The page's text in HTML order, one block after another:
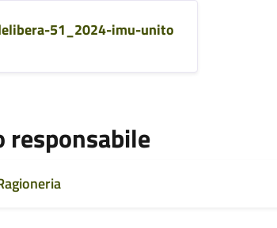
51_2024-imu-unito
responsabile